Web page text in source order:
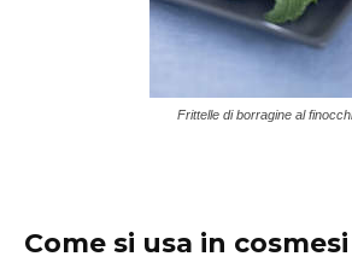
Frittelle di borragine al
Come si usa in cosmesi